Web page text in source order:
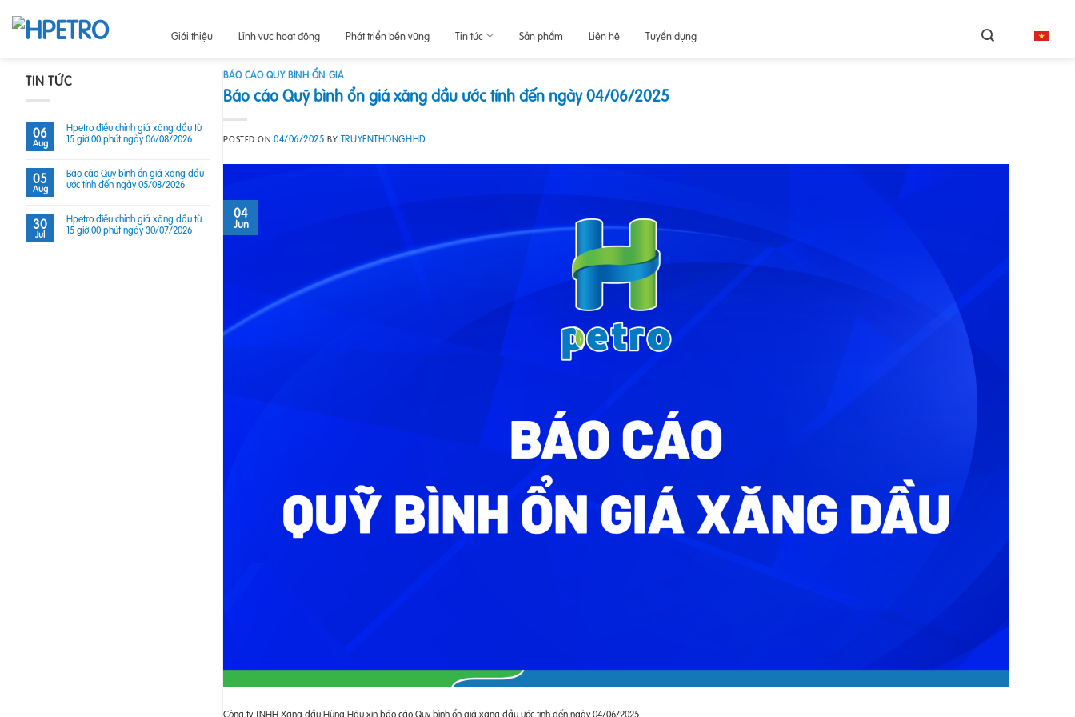
content
Giới thiệu Lĩnh vực hoạt động Phát triển bền vững Tin tức Sản phẩm Liên hệ Tuyển dụng
TIN TỨC
06
Aug
Hpetro điều chỉnh giá xăng dầu từ
15 giờ 00 phút ngày 06/08/2026
05
Aug
Báo cáo Quỹ bình ổn giá xăng dầu
ước tính đến ngày 05/08/2026
30
Jul
Hpetro điều chỉnh giá xăng dầu từ
15 giờ 00 phút ngày 30/07/2026
BÁO CÁO QUỸ BÌNH ỔN GIÁ
Báo cáo Quỹ bình ổn giá xăng dầu ước tính đến ngày 04/06/2025
POSTED ON 04/06/2025 BY TRUYENTHONGHHD
04
Jun